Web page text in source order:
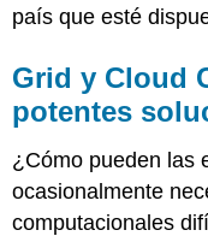
país que esté
Grid y Cloud
potentes
¿Cómo pueden las
ocasionalmente
computacionales